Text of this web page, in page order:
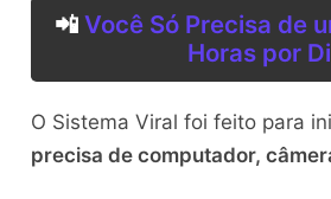
📲 Você Só Precisa de
Horas por
O Sistema Viral foi feito para
precisa de computador,